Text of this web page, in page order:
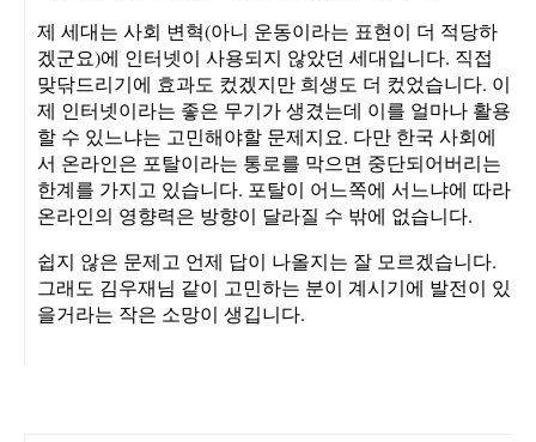
제 세대는 사회 변혁(아니 운동이라는 표현이 더 적당하
겠군요)에 인터넷이 사용되지 않았던 세대입니다. 직접
맞닦드리기에 효과도 컸겠지만 희생도 더 컸었습니다. 이
제 인터넷이라는 좋은 무기가 생겼는데 이를 얼마나 활용
할 수 있느냐는 고민해야할 문제지요. 다만 한국 사회에
서 온라인은 포탈이라는 통로를 막으면 중단되어버리는
한계를 가지고 있습니다. 포탈이 어느쪽에 서느냐에 따라
온라인의 영향력은 방향이 달라질 수 밖에 없습니다.
쉽지 않은 문제고 언제 답이 나올지는 잘 모르겠습니다.
그래도 김우재님 같이 고민하는 분이 계시기에 발전이 있
을거라는 작은 소망이 생깁니다.